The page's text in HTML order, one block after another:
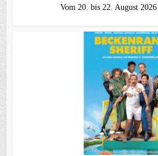
Vom 20. bis 22. August